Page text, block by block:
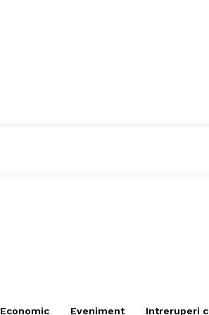
Economic Eveniment Intreruperi